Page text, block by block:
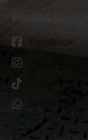
Facebook